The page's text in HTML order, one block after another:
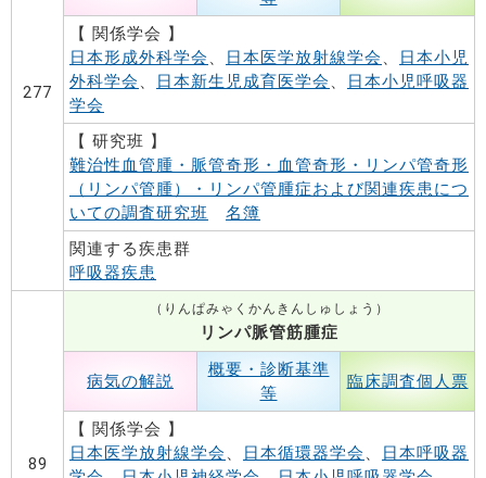
277
【 関係学会 】
日本形成外科学会 、 日本医学放射線学会 、
日本小児
外科学会 、 日本新生児成育医学会 、
日本小児呼吸器
学会
【 研究班 】
難治性血管腫・脈管奇形・血管奇形・リンパ管奇形
（リンパ管腫）・リンパ管腫症および関連疾患につ
いての調査研究班
名簿
関連する疾患群
呼吸器疾患
89
（りんぱみゃくかんきんしゅしょう）
リンパ脈管筋腫症
病気の解説
概要・診断基準
等
臨床調査個人票
【 関係学会 】
日本医学放射線学会 、 日本循環器学会 、
日本呼吸器